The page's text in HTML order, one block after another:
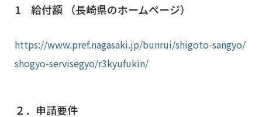
1 給付額 （長崎県のホームページ）
https://www.pref.nagasaki.jp/bunrui/shigoto-sangyo/
shogyo-servisegyo/r3kyufukin/
２．申請要件